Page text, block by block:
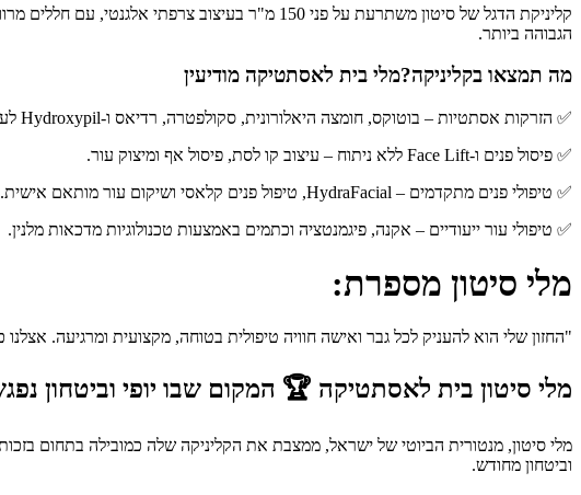
קליניקת הדגל של סיטון משתרעת על פני 150 מ"ר
הגבוהה ביותר.
מה תמצאו בקליניקה?מלי בית לאסתטיקה מודיעין
✅ הזרקות אסתטיות – בוטוקס, חומצה היאלורונית, סקולפטרה, רדיאס ו-Hydroxypil לעידוד קולגן.
✅ פיסול פנים ו-Face Lift ללא ניתוח – עיצוב קו לסת, פיסול אף ומיצוק עור.
✅ טיפולי פנים מתקדמים – HydraFacial, טיפול פנים קלאסי ושיקום עור מותאם אישית.
✅ טיפולי עור ייעודיים – אקנה, פיגמנטציה וכתמים באמצעות טכנולוגיות מדכאות מלנין.
מלי סיטון מספרת:
"החזון שלי הוא להעניק לכל גבר ואישה חוויה טיפולית בטוחה, מקצועית ומרגיעה.
מלי סיטון בית לאסתטיקה 🏆 המקום שבו יופי וביטחון
מלי סיטון, מנטורית הביוטי של ישראל, ממצבת את הקליניקה שלה כמובילה בתחום
וביטחון מחודש.